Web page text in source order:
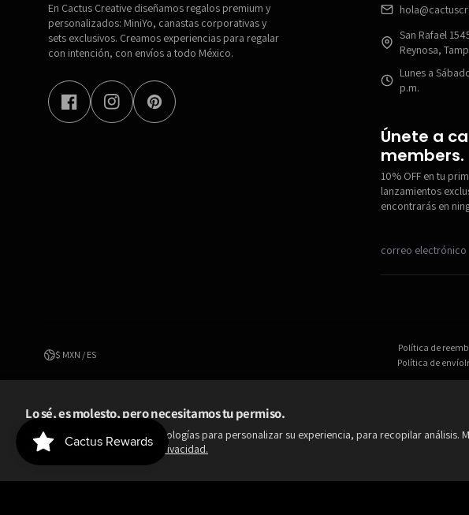
Lo sé, es molesto, pero necesitamos tu permiso.
Utilizamos cookies y otras tecnologías para personalizar su experiencia, para recopilar análisis.
información en la Política de Privacidad.
En Cactus Creative diseñamos regalos premium y
personalizados: MiniYo, canastas corporativas y
sets exclusivos. Creamos experiencias para regalar
con intención, con envíos a todo México.
San Rafael
Reynosa,
Lunes a
p.m.
Únete a
members.
10% OFF en tu
lanzamientos
encontrarás en
$ MXN / ES
Política de
Política de envío